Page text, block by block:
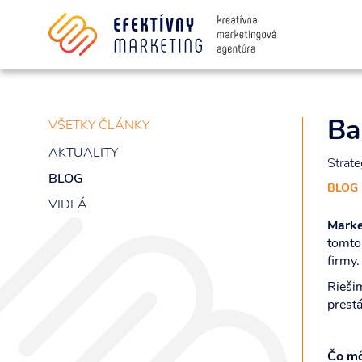
VŠETKY ČLÁNKY
AKTUALITY
BLOG
VIDEÁ
BLOG
tomto
firmy.
Čo
Súhlasím so spracovaním